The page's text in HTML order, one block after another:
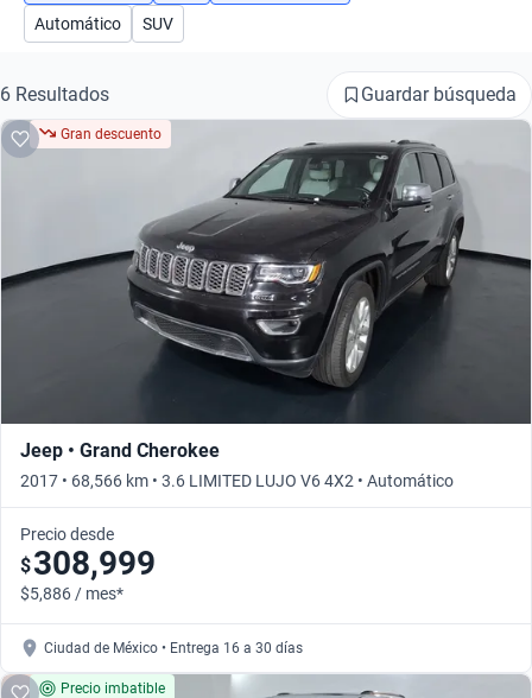
Busca por año
Busca por marca
Busca por modelo
Busca por año
Automático
SUV
6 Resultados Guardar búsqueda
Gran descuento
Jeep • Grand Cherokee
2017 • 68,566 km • 3.6 LIMITED LUJO V6 4X2 • Automático
Precio desde
$308,999
$5,886 / mes*
Ciudad de México • Entrega 16 a 30 días
Precio imbatible